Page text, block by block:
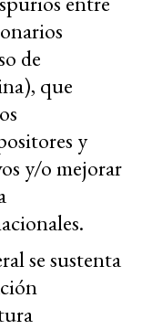
de
que
y
y/o mejorar
se sustenta